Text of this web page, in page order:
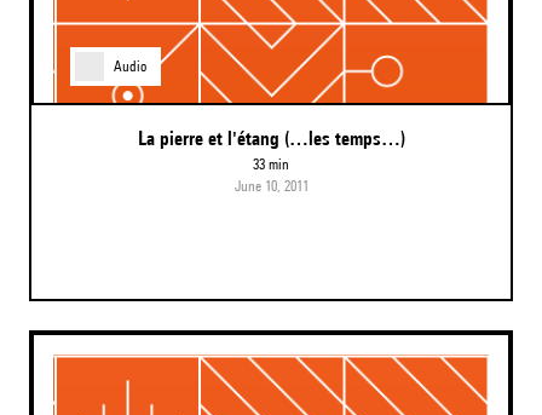
Audio
La pierre et l'étang (…les temps…)
33 min
June 10, 2011